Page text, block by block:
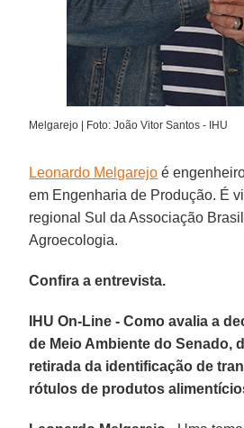
Melgarejo | Foto: João Vitor Santos - IHU
Leonardo Melgarejo é
em Engenharia de Produção. É
regional Sul da Associação
Agroecologia.
Confira a entrevista.
IHU On-Line - Como avalia a
de Meio Ambiente do Senado,
retirada da identificação de
rótulos de produtos